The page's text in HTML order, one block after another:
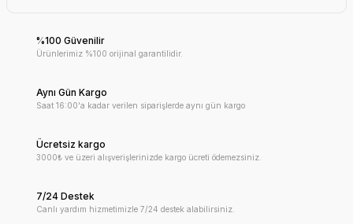
%100 Güvenilir
Ürünlerimiz %100 orijinal garantilidir.
Aynı Gün Kargo
Saat 16:00'a kadar verilen siparişlerde aynı gün kargo
Ücretsiz kargo
3000₺ ve üzeri alışverişlerinizde kargo ücreti ödemezsiniz.
7/24 Destek
Canlı yardım hizmetimizle 7/24 destek alabilirsiniz.